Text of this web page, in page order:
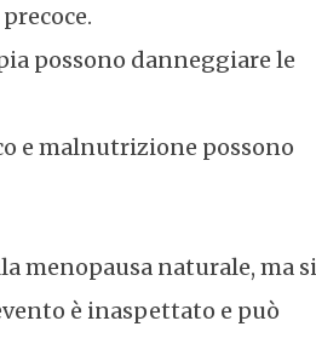
possono danneggiare le
e malnutrizione possono
menopausa naturale, ma si
è inaspettato e può